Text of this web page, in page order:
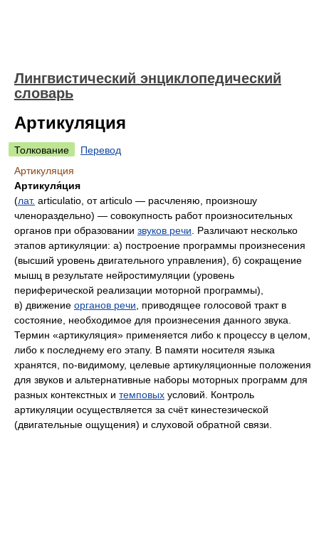
Лингвистический энциклопедический
словарь
Артикуляция
Толкование
Перевод
Артикуляция
Артикуля́ция
(лат. articulatio , отarticulo — расчленяю, произношу
членораздельно) — совокупность работ произносительных
органов при образовании звуков речи . Различают несколько
этапов артикуляции: а) построение программы произнесения
(высший уровень двигательного управления), б) сокращение
мышц в результате нейростимуляции (уровень
периферической реализации моторной программы),
в) движение органов речи , приводящее голосовой тракт в
состояние, необходимое для произнесения данного звука.
Термин «артикуляция» применяется либо к процессу в целом,
либо к последнему его этапу. В памяти носителя языка
хранятся, по-видимому, целевые артикуляционные положения
для звуков и альтернативные наборы моторных программ для
разных контекстных и темповых условий. Контроль
артикуляции осуществляется за счёт кинестезической
(двигательные ощущения) и слуховой обратной связи.